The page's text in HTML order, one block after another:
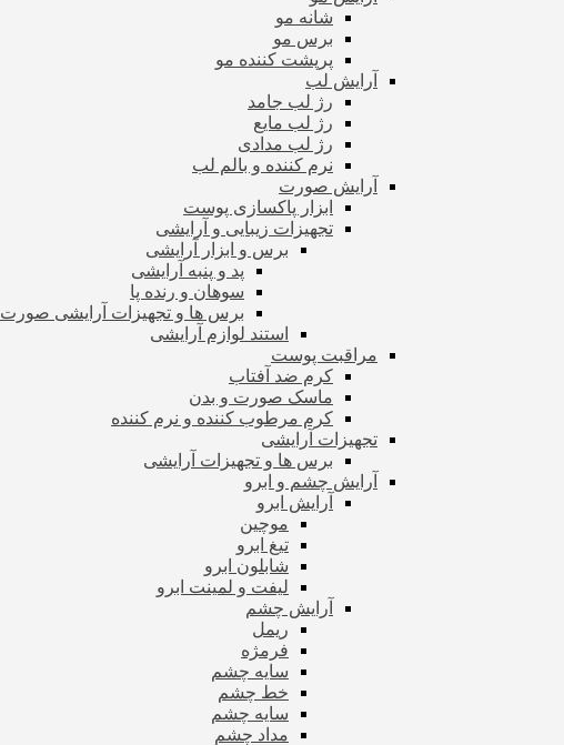
شانه مو
برس مو
پرپشت کننده مو
آرایش لب
رژ لب جامد
رژ لب مایع
رژ لب مدادی
نرم کننده و بالم لب
آرایش صورت
ابزار پاکسازی پوست
تجهیزات زیبایی و آرایشی
برس و ابزار آرایشی
پد و پنبه آرایشی
سوهان و رنده پا
برس ها و تجهیزات آرایشی صورت
استند لوازم آرایشی
مراقبت پوست
کرم ضد آفتاب
ماسک صورت و بدن
کرم مرطوب کننده و نرم کننده
تجهیزات آرایشی
برس ها و تجهیزات آرایشی
آرایش چشم و ابرو
آرایش ابرو
موچین
تیغ ابرو
شابلون ابرو
لیفت و لمینت ابرو
آرایش چشم
ریمل
فرمژه
سایه چشم
خط چشم
سایه چشم
مداد چشم